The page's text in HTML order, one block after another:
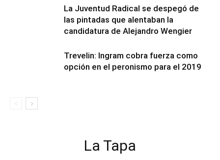
La Juventud Radical se despegó de
las pintadas que alentaban la
candidatura de Alejandro Wengier
Trevelin: Ingram cobra fuerza como
opción en el peronismo para el 2019
La Tapa